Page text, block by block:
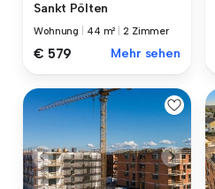
Sankt Pölten
Wohnung 44 m² |2 Zimmer
€ 579 Mehr sehen